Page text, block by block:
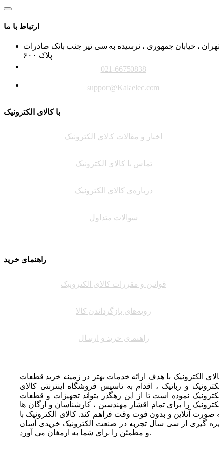
ارتباط با ما
تهران ، خیابان جمهوری ، نرسیده به سی تیر جنب بانک صادرات
پلاک ۶۰۰
021-66750838
support@Kalaelec.com
با کالای الکترونیک
اخبار و مقالات کالای الکترونیک
تماس با کالای الکترونیک
درباره‌ی کالای الکترونیک
سوالات متداول
راهنمای خرید
قوانین و مقررات کالای الکترونیک
رویه‌های بازگرداندن کالا
راهنمای خرید و ارسال
الکترونیک با هدف ارائه خدمات بهتر در زمینه خرید قطعات
و رباتیک ، اقدام به تاسیس فروشگاه اینترنتی کالای
نموده است تا از این رهگذر بتواند تجهیزات و قطعات
را برای تمام اقشار مهندسین ، کارشناسان و ارگان ها
صورت آنلاین و بدون فوت وقت فراهم کند. کالای الکترونیک با
گیری از سی سال تجربه در صنعت الکترونیک خریدی آسان
و مطمئن را برای شما به ارمغان می آورد.